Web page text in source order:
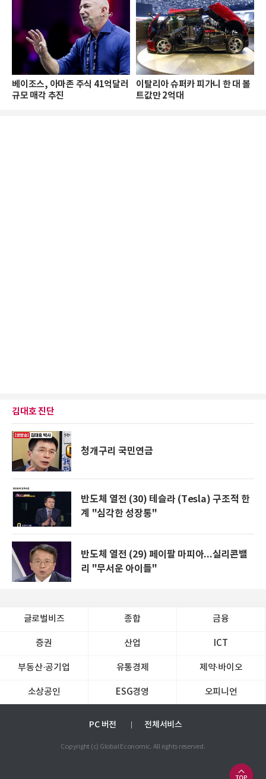
베이조스, 아마존 주식 41억달러
규모 매각 추진
이탈리아 슈퍼카 피가니 한 대 볼
트값만 2억대
김대호 진단
청개구리 국민연금
반도체 열전 (30) 테슬라 (Tesla) 구조적 한
계 "심각한 성장통"
반도체 열전 (29) 페이팔 마피아...실리콘밸
리 "무서운 아이들"
글로벌비즈 종합 금융
증권 산업 ICT
부동산·공기업 유통경제 제약∙바이오
소상공인 ESG경영 오피니언
PC 버전 전체서비스
Copyright (c) Global Economic. All rights reserved.